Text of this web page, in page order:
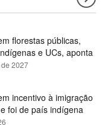
florestas públicas,
e UCs, aponta
2027
incentivo à imigração
foi de país indígena